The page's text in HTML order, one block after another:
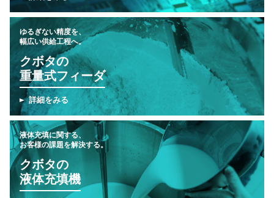
ゆるぎない精度を、
幅広い供給工程へ。
クボタの
重量式フィーダ
詳細をみる
液体充填に関する、
お客様の課題を解決する。
クボタの
液体充填機